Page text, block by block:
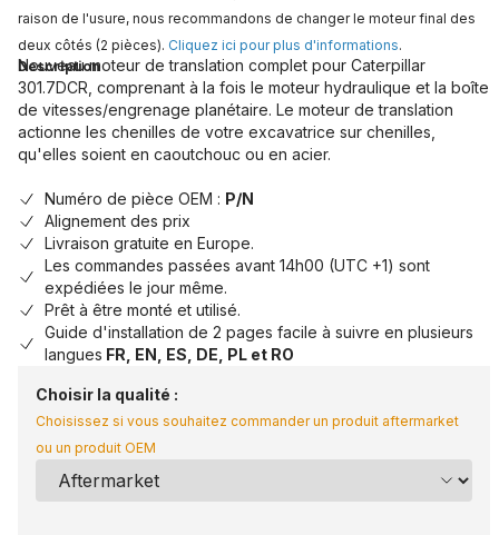
raison de l'usure, nous recommandons de changer le moteur final des
deux côtés (2 pièces). Cliquez ici pour plus d'informations.
Description
Nouveau moteur de translation complet pour Caterpillar
301.7DCR, comprenant à la fois le moteur hydraulique et la boîte
de vitesses/engrenage planétaire. Le moteur de translation
actionne les chenilles de votre excavatrice sur chenilles,
qu'elles soient en caoutchouc ou en acier.
Numéro de pièce OEM : P/N
Alignement des prix
Livraison gratuite en Europe.
Les commandes passées avant 14h00 (UTC +1) sont
expédiées le jour même.
Prêt à être monté et utilisé.
Guide d'installation de 2 pages facile à suivre en plusieurs
langues FR, EN, ES, DE, PL et RO
Choisir la qualité :
Choisissez si vous souhaitez commander un produit aftermarket
ou un produit OEM